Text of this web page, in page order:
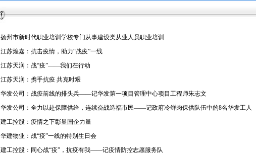
扬州市新时代职业培训学校专门从事建设类从业人员职业培训
江苏煌嘉：抗击疫情，助力“战疫”一线
江苏天润：战“疫”——我们在行动
江苏天润：携手抗疫 共克时艰
华发公司：战疫前线的排头兵——记华发第一项目管理中心项目工程师朱志文
华发公司：全力以赴保障供给，连续奋战造福市民——记政府冷鲜肉保供队伍中的8名华发工人
建工控股：疫情之下彰显国企力量
华建物业：战“疫”一线的特别生日会
建工控股：同心战“疫”，抗疫有我——记疫情防控志愿服务队